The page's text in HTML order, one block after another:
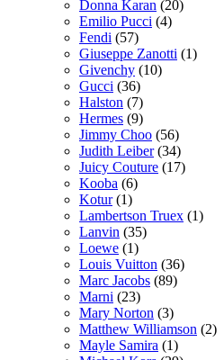
Donna Karan (20)
Emilio Pucci (4)
Fendi (57)
Giuseppe Zanotti (1)
Givenchy (10)
Gucci (36)
Halston (7)
Hermes (9)
Jimmy Choo (56)
Judith Leiber(34)
Juicy Couture (17)
Kooba (6)
Kotur(1)
Lambertson Truex (1)
Lanvin (35)
Loewe (1)
Louis Vuitton (36)
Marc Jacobs (89)
Marni (23)
Mary Norton (3)
Matthew Williamson (2)
Mayle Samira (1)